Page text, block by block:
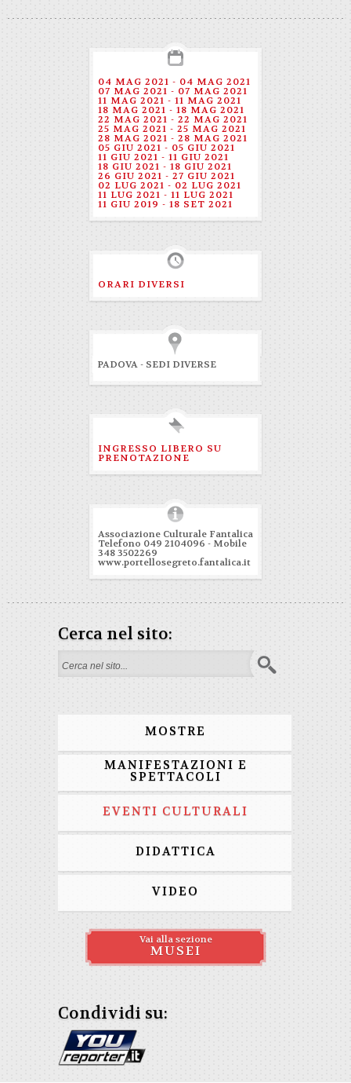
04 MAG 2021 - 04 MAG 2021
07 MAG 2021 - 07 MAG 2021
11 MAG 2021 - 11 MAG 2021
18 MAG 2021 - 18 MAG 2021
22 MAG 2021 - 22 MAG 2021
25 MAG 2021 - 25 MAG 2021
28 MAG 2021 - 28 MAG 2021
05 GIU 2021 - 05 GIU 2021
11 GIU 2021 - 11 GIU 2021
18 GIU 2021 - 18 GIU 2021
26 GIU 2021 - 27 GIU 2021
02 LUG 2021 - 02 LUG 2021
11 LUG 2021 - 11 LUG 2021
11 GIU 2019 - 18 SET 2021
ORARI DIVERSI
PADOVA - SEDI DIVERSE
INGRESSO LIBERO SU
PRENOTAZIONE
Associazione Culturale Fantalica
Telefono 049 2104096 - Mobile
348 3502269
www.portellosegreto.fantalica.it
Cerca nel sito:
Form di ricerca
MOSTRE
MANIFESTAZIONI E
SPETTACOLI
EVENTI CULTURALI
DIDATTICA
VIDEO
Vai alla sezione
MUSEI
Condividi su: